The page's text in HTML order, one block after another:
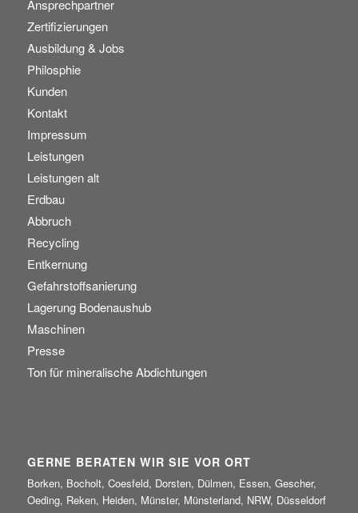
Ansprechpartner
Zertifizierungen
Ausbildung & Jobs
Philosphie
Kunden
Kontakt
Impressum
Leistungen
Leistungen alt
Erdbau
Abbruch
Recycling
Entkernung
Gefahrstoffsanierung
Lagerung Bodenaushub
Maschinen
Presse
Ton für mineralische Abdichtungen
GERNE BERATEN WIR SIE VOR ORT
Borken, Bocholt, Coesfeld, Dorsten, Dülmen, Essen, Gescher,
Oeding, Reken, Heiden, Münster, Münsterland, NRW, Düsseldorf